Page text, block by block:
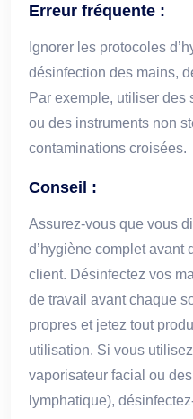
Erreur fréquente :
Ignorer les protocoles
désinfection des mains,
Par exemple, utiliser des
ou des instruments non
contaminations croisées.
Conseil :
Assurez-vous que vous
d’hygiène complet avant
client. Désinfectez vos
de travail avant chaque
propres et jetez tout
utilisation. Si vous
vaporisateur facial ou
lymphatique),